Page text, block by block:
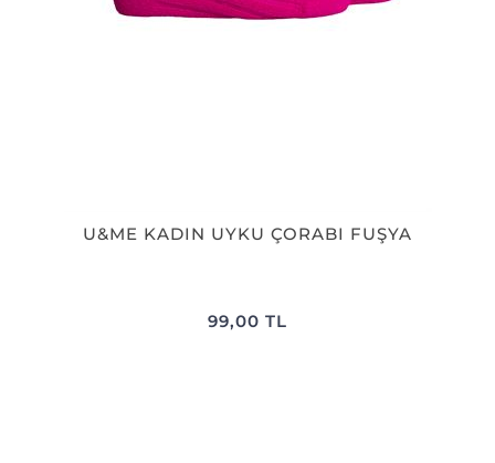
U&ME KADIN UYKU ÇORABI FUŞYA
99,00 TL